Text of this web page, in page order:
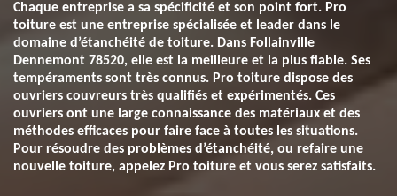
Chaque entreprise a sa spécificité et son point fort. Pro
toiture est une entreprise spécialisée et leader dans le
domaine d’étanchéité de toiture. Dans Follainville
Dennemont 78520, elle est la meilleure et la plus fiable. Ses
tempéraments sont très connus. Pro toiture dispose des
ouvriers couvreurs très qualifiés et expérimentés. Ces
ouvriers ont une large connaissance des matériaux et des
méthodes efficaces pour faire face à toutes les situations.
Pour résoudre des problèmes d’étanchéité, ou refaire une
nouvelle toiture, appelez Pro toiture et vous serez satisfaits.